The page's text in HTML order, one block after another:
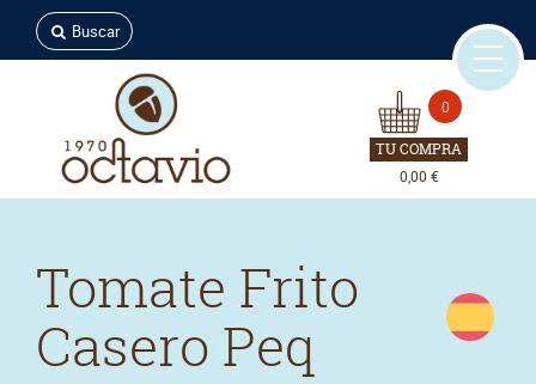
Buscar
0
TU COMPRA
0,00 €
Tomate Frito
Casero Peq